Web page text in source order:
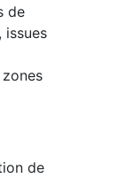
de
issues
de